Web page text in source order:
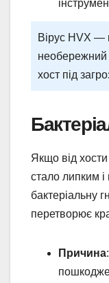
Вірус HVX —
необережний
хост під
Якщо від
стало липким і
бактеріальну
перетворює
Причина